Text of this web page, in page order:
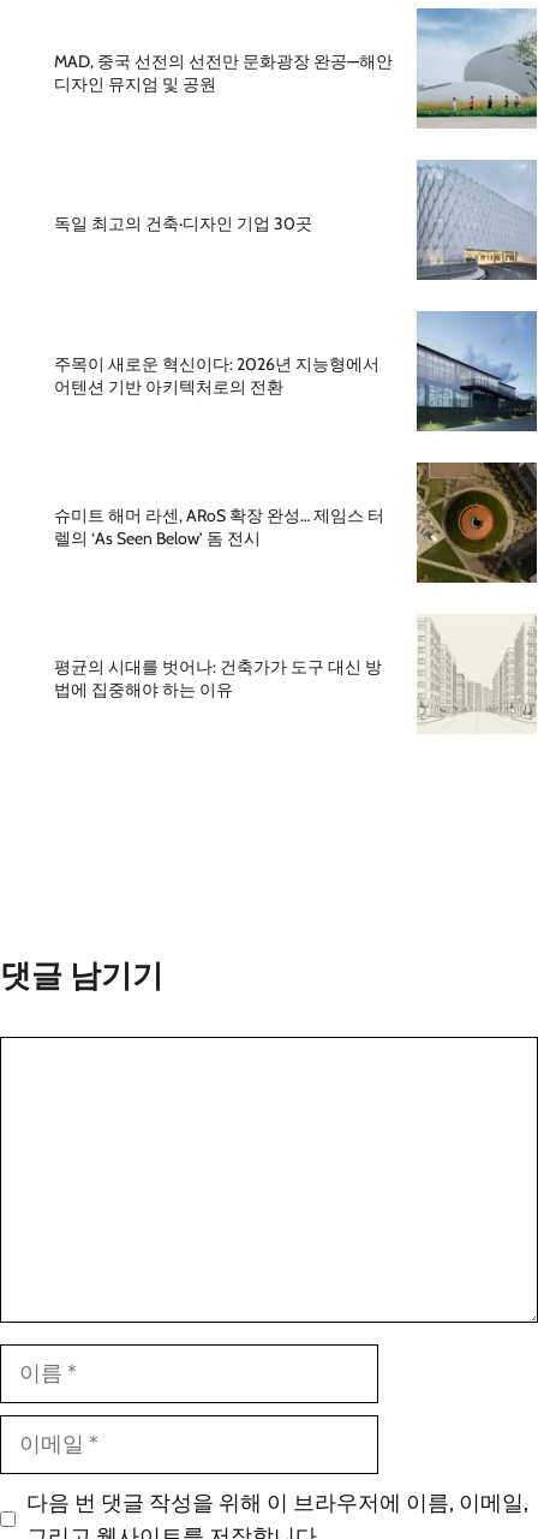
MAD, 중국 선전의 선전만 문화광장 완공—해안
디자인 뮤지엄 및 공원
독일 최고의 건축·디자인 기업 30곳
주목이 새로운 혁신이다: 2026년 지능형에서
어텐션 기반 아키텍처로의 전환
슈미트 해머 라센, ARoS 확장 완성… 제임스 터
렐의 ‘As Seen Below’ 돔 전시
평균의 시대를 벗어나: 건축가가 도구 대신 방
법에 집중해야 하는 이유
댓글 남기기
다음 번 댓글 작성을 위해 이 브라우저에 이름, 이메일,